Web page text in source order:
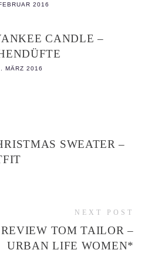
2016
CANDLE –
MÄRZ 2016
SWEATER –
NEXT POST
TOM TAILOR –
URBAN LIFE WOMEN*